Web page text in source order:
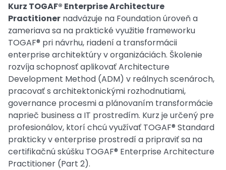
Kurz TOGAF® Enterprise Architecture
Practitioner nadväzuje na Foundation úroveň a
zameriava sa na praktické využitie frameworku
TOGAF® pri návrhu, riadení a transformácii
enterprise architektúry v organizáciách. Školenie
rozvíja schopnosť aplikovať Architecture
Development Method (ADM) v reálnych scenároch,
pracovať s architektonickými rozhodnutiami,
governance procesmi a plánovaním transformácie
naprieč business a IT prostredím. Kurz je určený pre
profesionálov, ktorí chcú využívať TOGAF® Standard
prakticky v enterprise prostredí a pripraviť sa na
certifikačnú skúšku TOGAF® Enterprise Architecture
Practitioner (Part 2).